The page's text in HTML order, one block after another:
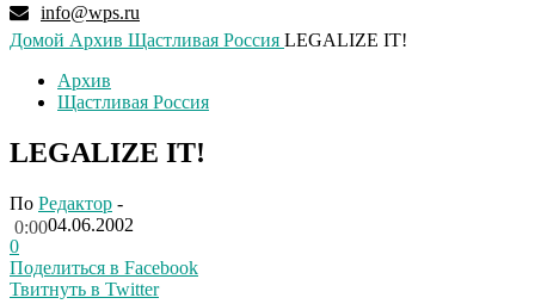
info@wps.ru
Домой Архив Щастливая Россия LEGALIZE IT!
Архив
Щастливая Россия
LEGALIZE IT!
По Редактор -
04.06.2002
0:00
0
Поделиться в Facebook
Твитнуть в Twitter